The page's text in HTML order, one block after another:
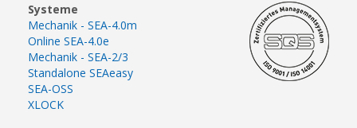
Systeme
Mechanik - SEA-4.0m
Online SEA-4.0e
Mechanik - SEA-2/3
Standalone SEAeasy
SEA-OSS
XLOCK